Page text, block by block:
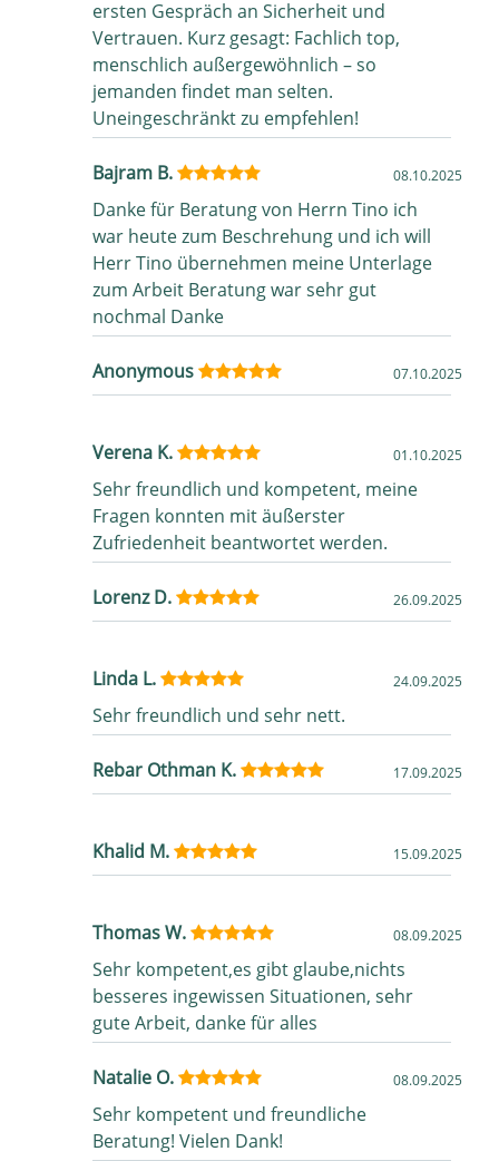
ersten Gespräch an Sicherheit und
Vertrauen. Kurz gesagt: Fachlich top,
menschlich außergewöhnlich – so
jemanden findet man selten.
Uneingeschränkt zu empfehlen!
Bajram B. 08.10.2025
Danke für Beratung von Herrn Tino ich
war heute zum Beschrehung und ich will
Herr Tino übernehmen meine Unterlage
zum Arbeit Beratung war sehr gut
nochmal Danke
Anonymous 07.10.2025
Verena K. 01.10.2025
Sehr freundlich und kompetent, meine
Fragen konnten mit äußerster
Zufriedenheit beantwortet werden.
Lorenz D. 26.09.2025
Linda L. 24.09.2025
Sehr freundlich und sehr nett.
Rebar Othman K. 17.09.2025
Khalid M. 15.09.2025
Thomas W. 08.09.2025
Sehr kompetent,es gibt glaube,nichts
besseres ingewissen Situationen, sehr
gute Arbeit, danke für alles
Natalie O. 08.09.2025
Sehr kompetent und freundliche
Beratung! Vielen Dank!